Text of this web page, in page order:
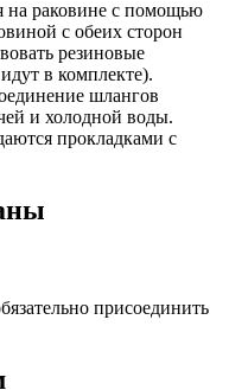
на раковине с помощью
с обеих сторон
резиновые
в комплекте).
шлангов
и холодной воды.
прокладками с
присоединить